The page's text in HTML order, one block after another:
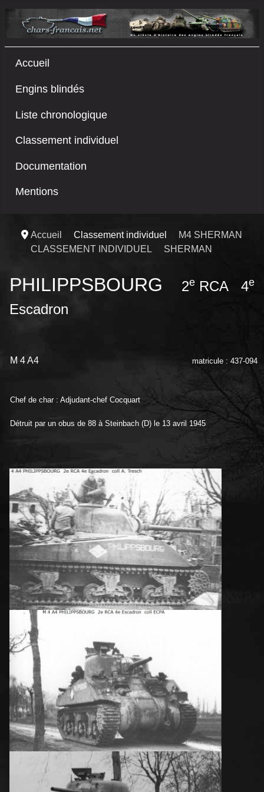
Accueil
Engins blindés
Liste chronologique
Classement individuel
Documentation
Mentions
Accueil Classement individuel
M4 SHERMAN
CLASSEMENT INDIVIDUEL
SHERMAN
PHILIPPSBOURG 2e RCA 4e
Escadron
M 4 A4 matricule : 437-094
Chef de char : Adjudant-chef Cocquart
Détruit par un obus de 88 à Steinbach (D) le 13 avril 1945